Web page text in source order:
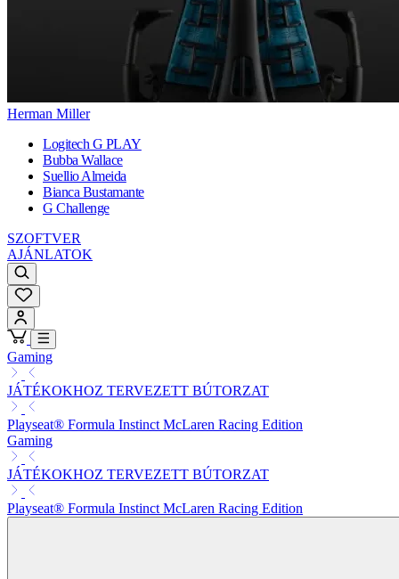
Herman Miller
Logitech G PLAY
Bubba Wallace
Suellio Almeida
Bianca Bustamante
G Challenge
SZOFTVER
AJÁNLATOK
Gaming
JÁTÉKOKHOZ TERVEZETT BÚTORZAT
Playseat® Formula Instinct McLaren Racing Edition
Gaming
JÁTÉKOKHOZ TERVEZETT BÚTORZAT
Playseat® Formula Instinct McLaren Racing Edition